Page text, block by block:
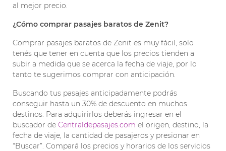
al mejor precio.
¿Cómo comprar pasajes baratos de Zenit?
Comprar pasajes baratos de Zenit es muy fácil, solo
tenés que tener en cuenta que los precios tienden a
subir a medida que se acerca la fecha de viaje, por lo
tanto te sugerimos comprar con anticipación.
Buscando tus pasajes anticipadamente podrás
conseguir hasta un 30% de descuento en muchos
destinos. Para adquirirlos deberás ingresar en el
buscador de Centraldepasajes.com el origen, destino, la
fecha de viaje, la cantidad de pasajeros y presionar en
“Buscar”. Compará los precios y horarios de los servicios